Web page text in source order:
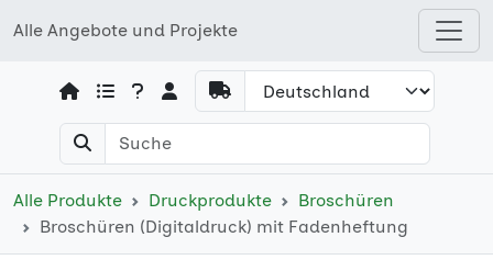
Alle Angebote und Projekte
Open shops menu
Alle Produkte Druckprodukte
Broschüren
Broschüren (Digitaldruck) mit Fadenheftung